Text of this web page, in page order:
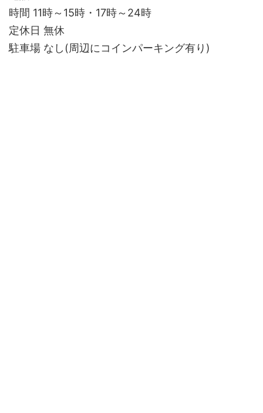
時間 11時～15時・17時～24時
定休日 無休
駐車場 なし(周辺にコインパーキング有り)